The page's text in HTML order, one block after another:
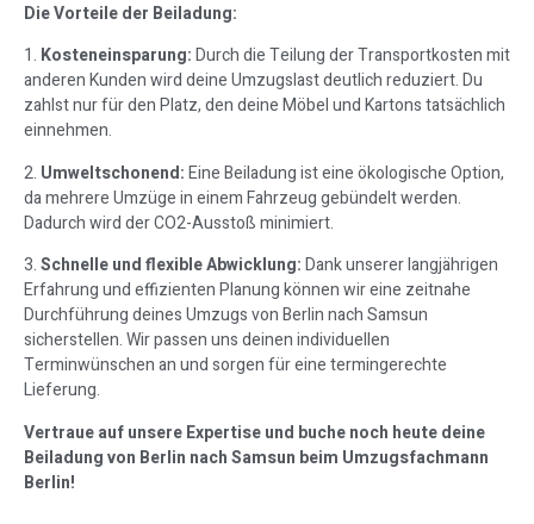
Die Vorteile der Beiladung:
1. Kosteneinsparung:Durch die Teilung der Transportkosten mit
anderen Kunden wird deine Umzugslast deutlich reduziert. Du
zahlst nur für den Platz, den deine Möbel und Kartons tatsächlich
einnehmen.
2. Umweltschonend:Eine Beiladung ist eine ökologische Option,
da mehrere Umzüge in einem Fahrzeug gebündelt werden.
Dadurch wird der CO2-Ausstoß minimiert.
3.Schnelle und flexible Abwicklung:Dank unserer langjährigen
Erfahrung und effizienten Planung können wir eine zeitnahe
Durchführung deines Umzugs von Berlin nach Samsun
sicherstellen. Wir passen uns deinen individuellen
Terminwünschen an und sorgen für eine termingerechte
Lieferung.
Vertraue auf unsere Expertise und buche noch heute deine
Beiladung von Berlin nach Samsun beim Umzugsfachmann
Berlin!